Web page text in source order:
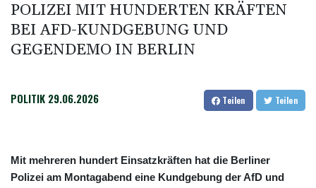
POLIZEI MIT HUNDERTEN KRÄFTEN
BEI AFD-KUNDGEBUNG UND
GEGENDEMO IN BERLIN
POLITIK 29.06.2026 Teilen Teilen
Mit mehreren hundert Einsatzkräften hat die Berliner
Polizei am Montagabend eine Kundgebung der AfD und